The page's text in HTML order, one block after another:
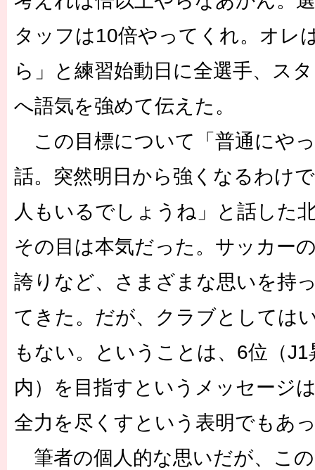
タッフは10倍やってくれ。オレ
ら」と練習始動日に全選手、ス
へ語気を強めて伝えた。
この目標について「普通にや
話。突然明日から強くなるわけ
人もいるでしょうね」と話した
その目は本気だった。サッカー
誇りなど、さまざまな思いを持
てきた。だが、クラブとしては
もない。ということは、6位（
内）を目指すというメッセージ
全力を尽くすという表明でもあ
筆者の個人的な思いだが、こ